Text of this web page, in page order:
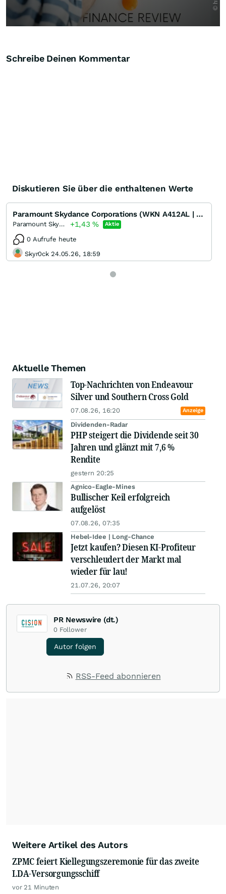
Schreibe Deinen Kommentar
Diskutieren Sie über die enthaltenen Werte
Paramount Skydance Corporations (WKN A412AL | ISIN US69932A2042): Diskussion, Analyse und Zukunftspe
Paramount Skydance Corporations Registered (B) +1,43% Aktie
0 Aufrufe heute
Skyr0ck 24.05.26, 18:59
Aktuelle Themen
Top-Nachrichten von Endeavour
Silver und Southern Cross Gold
07.08.26, 16:20 Anzeige
Dividenden-Radar
PHP steigert die Dividende seit 30
Jahren und glänzt mit 7,6 %
Rendite
gestern 20:25
Agnico-Eagle-Mines
Bullischer Keil erfolgreich
aufgelöst
07.08.26, 07:35
Hebel-Idee | Long-Chance
Jetzt kaufen? Diesen KI-Profiteur
verschleudert der Markt mal
wieder für lau!
21.07.26, 20:07
PR Newswire (dt.)
0 Follower
Autor folgen
RSS-Feed abonnieren
Weitere Artikel des Autors
ZPMC feiert Kiellegungszeremonie für das zweite
LDA-Versorgungsschiff
vor 21 Minuten